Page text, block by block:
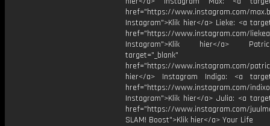
href="https://www.instagram.com/
Instagram">Klik hier</a> Lieke: <a
href="https://www.instagram.com/
Instagram">Klik hier</a>
target="_blank"
href="https://www.instagram.com/
hier</a> Instagram Indigo: <a
href="https://www.instagram.com/
Instagram">Klik hier</a> Julia: <a
href="https://www.instagram.com/
SLAM! Boost">Klik hier</a> Your Life